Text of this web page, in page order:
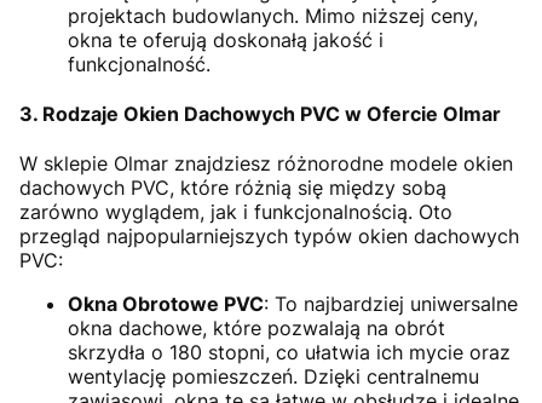
projektach budowlanych. Mimo niższej ceny,
okna te oferują doskonałą jakość i
funkcjonalność.
3. Rodzaje Okien Dachowych PVC w Ofercie Olmar
W sklepie Olmar znajdziesz różnorodne modele okien
dachowych PVC, które różnią się między sobą
zarówno wyglądem, jak i funkcjonalnością. Oto
przegląd najpopularniejszych typów okien dachowych
PVC:
Okna Obrotowe PVC: To najbardziej uniwersalne
okna dachowe, które pozwalają na obrót
skrzydła o 180 stopni, co ułatwia ich mycie oraz
wentylację pomieszczeń. Dzięki centralnemu